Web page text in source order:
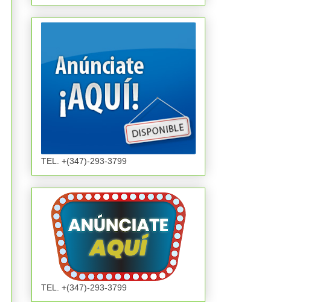
TEL. +(347)-293-3799
TEL. +(347)-293-3799